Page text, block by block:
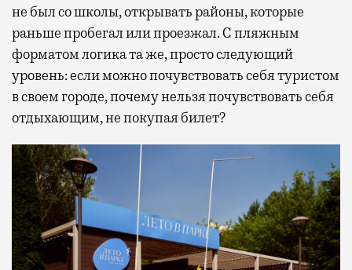
не был со школы, открывать районы, которые
раньше пробегал или проезжал. С пляжным
форматом логика та же, просто следующий
уровень: если можно почувствовать себя туристом
в своем городе, почему нельзя почувствовать себя
отдыхающим, не покупая билет?